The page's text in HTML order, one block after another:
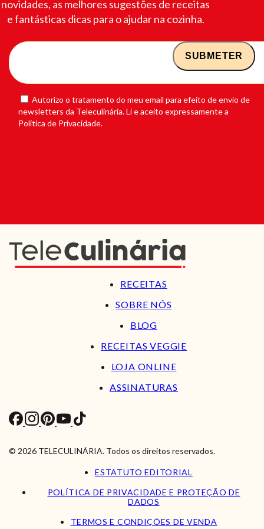
novidades, as melhores sugestões de receitas
e fantásticas dicas para o ajudar na cozinha.
Autorizo o tratamento do meu email para efeito de envio de
newsletters da Teleculinária. Li e aceito expressamente a
Política de Privacidade.
RECEITAS
SOBRE NÓS
BLOG
RECEITAS VEGGIE
LOJA ONLINE
ASSINATURAS
© 2026 TELECULINÁRIA. Todos os direitos reservados.
ESTATUTO EDITORIAL
POLÍTICA DE PRIVACIDADE E PROTEÇÃO DE
DADOS
TERMOS E CONDIÇÕES DE VENDA